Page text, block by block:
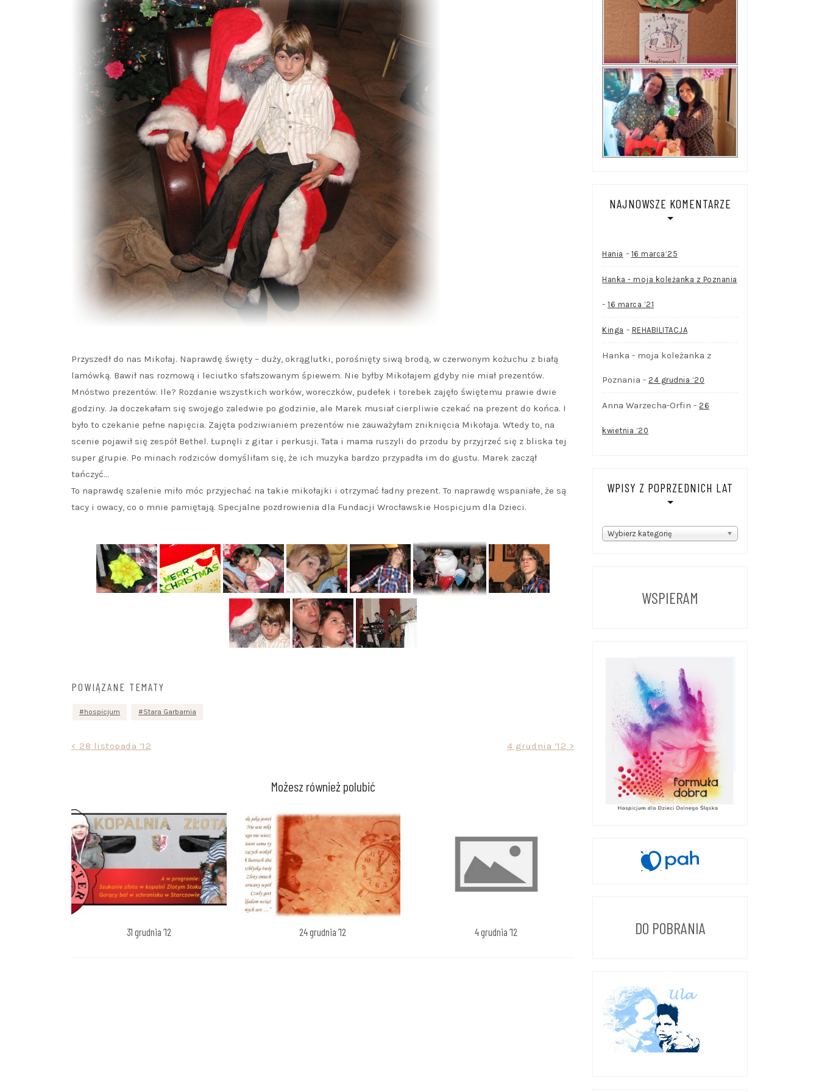
Przyszedł do nas Mikołaj. Naprawdę święty – duży, okrąglutki, porośnięty siwą brodą, w czerwonym kożuchu z białą
lamówką. Bawił nas rozmową i leciutko sfałszowanym śpiewem. Nie byłby Mikołajem gdyby nie miał prezentów.
Mnóstwo prezentów. Ile? Rozdanie wszystkich worków, woreczków, pudełek i torebek zajęło świętemu prawie dwie
godziny. Ja doczekałam się swojego zaledwie po godzinie, ale Marek musiał cierpliwie czekać na prezent do końca. I
było to czekanie pełne napięcia. Zajęta podziwianiem prezentów nie zauważyłam zniknięcia Mikołaja. Wtedy to, na
scenie pojawił się zespół Bethel. Łupnęli z gitar i perkusji. Tata i mama ruszyli do przodu by przyjrzeć się z bliska tej
super grupie. Po minach rodziców domyśliłam się, że ich muzyka bardzo przypadła im do gustu. Marek zaczął
tańczyć…
To naprawdę szalenie miło móc przyjechać na takie mikołajki i otrzymać ładny prezent. To naprawdę wspaniałe, że są
tacy i owacy, co o mnie pamiętają. Specjalne pozdrowienia dla Fundacji Wrocławskie Hospicjum dla Dzieci.
POWIĄZANE TEMATY
hospicjum Stara Garbarnia
Nawigacja
< 28 listopada ’12 4 grudnia ’12 >
Możesz również polubić
31 grudnia ’12 24 grudnia ’12 4 grudnia ’12
NAJNOWSZE KOMENTARZE
Hania - 16 marca’25
Hanka - moja koleżanka z Poznania
- 16 marca ’21
Kinga - REHABILITACJA
Hanka - moja koleżanka z
Poznania - 24 grudnia ’20
Anna Warzecha-Orfin - 26
kwietnia ’20
WPISY Z POPRZEDNICH LAT
WPISYWybierz kategorię
WSPIERAM
DO POBRANIA